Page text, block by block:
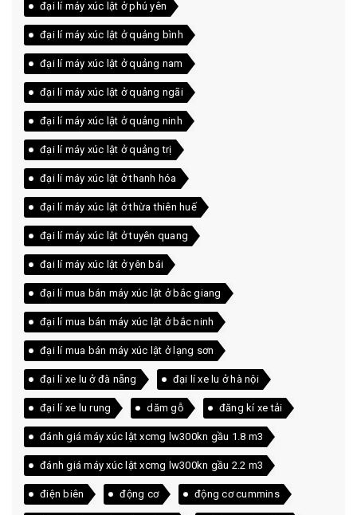
đại lí máy xúc lật ở phú yên
đại lí máy xúc lật ở quảng bình
đại lí máy xúc lật ở quảng nam
đại lí máy xúc lật ở quảng ngãi
đại lí máy xúc lật ở quảng ninh
đại lí máy xúc lật ở quảng trị
đại lí máy xúc lật ở thanh hóa
đại lí máy xúc lật ở thừa thiên huế
đại lí máy xúc lật ở tuyên quang
đại lí máy xúc lật ở yên bái
đại lí mua bán máy xúc lật ở bắc giang
đại lí mua bán máy xúc lật ở bắc ninh
đại lí mua bán máy xúc lật ở lạng sơn
đại lí xe lu ở đà nẵng đại lí xe lu ở hà nội
đại lí xe lu rung dăm gỗ đăng kí xe tải
đánh giá máy xúc lật xcmg lw300kn gầu 1.8 m3
đánh giá máy xúc lật xcmg lw300kn gầu 2.2 m3
điện biên động cơ động cơ cummins